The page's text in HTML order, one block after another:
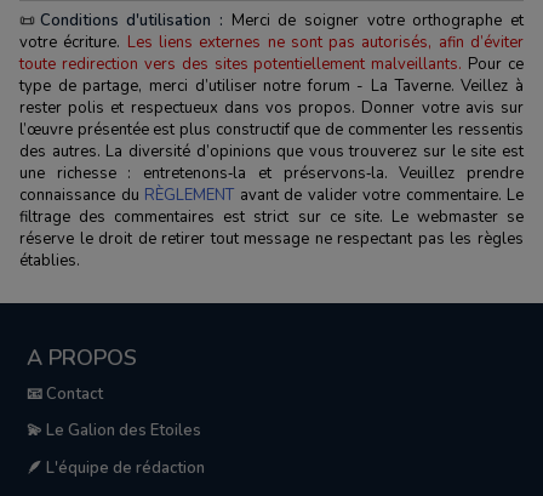
📜 Conditions d'utilisation : Merci de soigner votre orthographe et
votre écriture. Les liens externes ne sont pas autorisés, afin d’éviter
toute redirection vers des sites potentiellement malveillants. Pour ce
type de partage, merci d’utiliser notre forum - La Taverne. Veillez à
rester polis et respectueux dans vos propos. Donner votre avis sur
l’œuvre présentée est plus constructif que de commenter les ressentis
des autres. La diversité d’opinions que vous trouverez sur le site est
une richesse : entretenons‑la et préservons‑la. Veuillez prendre
connaissance du RÈGLEMENT avant de valider votre commentaire. Le
filtrage des commentaires est strict sur ce site. Le webmaster se
réserve le droit de retirer tout message ne respectant pas les règles
établies.
A PROPOS
📧 Contact
💫 Le Galion des Etoiles
🪶 L'équipe de rédaction